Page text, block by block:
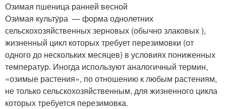
Озимая пшеница ранней весной
Ози́мая культу́ра — форма однолетних
сельскохозяйственных зерновых (обычно злаковых ),
жизненный цикл которых требует перезимовки (от
одного до нескольких месяцев) в условиях пониженных
температур. Иногда используют аналогичный термин,
«озимые растения», по отношению к любым растениям,
не только сельскохозяйственным, для жизненного цикла
которых требуется перезимовка.